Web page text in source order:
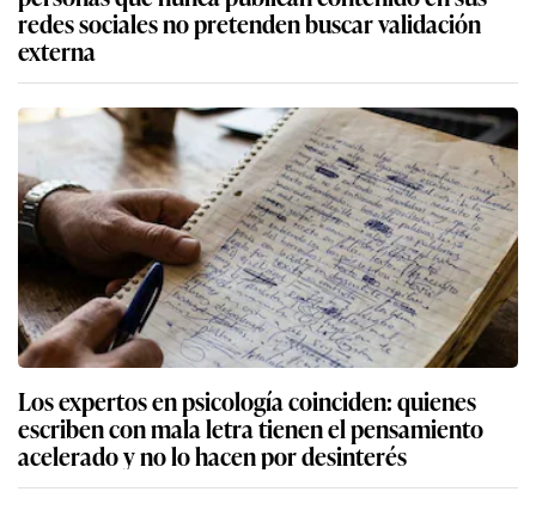
redes sociales no pretenden buscar validación
externa
Los expertos en psicología coinciden: quienes
escriben con mala letra tienen el pensamiento
acelerado y no lo hacen por desinterés